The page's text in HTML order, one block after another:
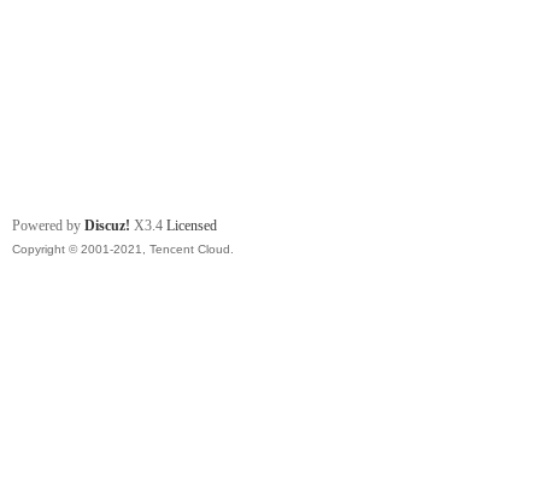
Powered by Discuz! X3.4 Licensed
Copyright © 2001-2021, Tencent Cloud.